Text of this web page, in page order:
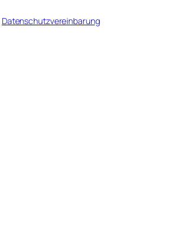
Datenschutzvereinbarung